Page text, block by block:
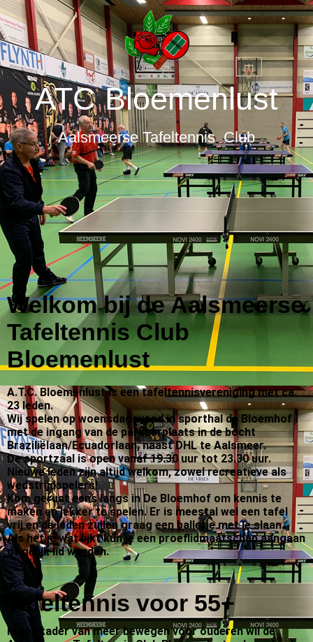
ATC Bloemenlust
Aalsmeerse Tafeltennis Club
Welkom bij de Aalsmeerse
Tafeltennis Club
Bloemenlust
A.T.C. Bloemenlust is een tafeltennisvereniging met ca.
23 leden.
Wij spelen op woensdagavond in sporthal de Bloemhof
met de ingang van de parkeerplaats in de bocht
Braziliëlaan/Ecuadorlaan, naast DHL te Aalsmeer.
De sportzaal is open vanaf 19.30 uur tot 23.30 uur.
Nieuwe leden zijn altijd welkom, zowel recreatieve als
wedstrijdspelers!
Kom gerust eens langs in De Bloemhof om kennis te
maken en lekker te spelen. Er is meestal wel een tafel
vrij en de leden zullen graag een balletje met je slaan.
Als het je wat lijkt kun je een proeflidmaatschap aangaan
of gelijk lid worden.
Tafeltennis voor 55+
In het kader van meer bewegen voor ouderen wil de